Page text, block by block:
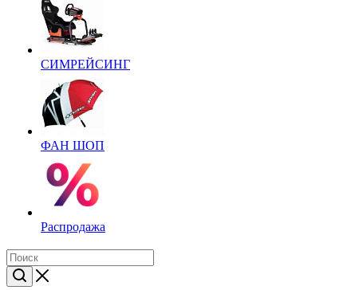
СИМРЕЙСИНГ
ФАН ШОП
Распродажа